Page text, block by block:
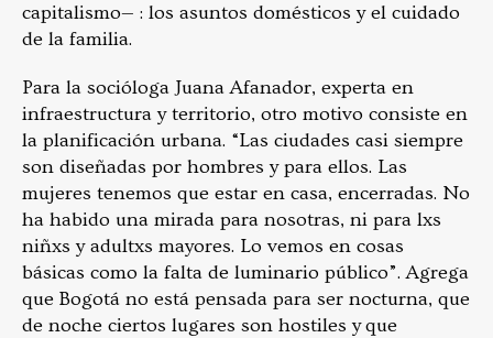
capitalismo— : los asuntos domésticos y el cuidado
de la familia.
Para la socióloga Juana Afanador, experta en
infraestructura y territorio, otro motivo consiste en
la planificación urbana. “Las ciudades casi siempre
son diseñadas por hombres y para ellos. Las
mujeres tenemos que estar en casa, encerradas. No
ha habido una mirada para nosotras, ni para lxs
niñxs y adultxs mayores. Lo vemos en cosas
básicas como la falta de luminario público”. Agrega
que Bogotá no está pensada para ser nocturna, que
de noche ciertos lugares son hostiles y que